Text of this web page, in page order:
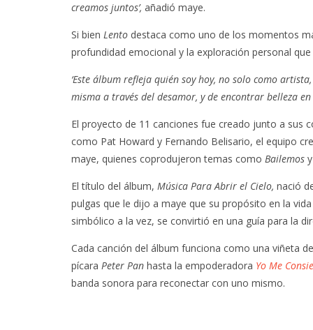
creamos juntos’, añadió maye.
Si bien Lento destaca como uno de los momentos
profundidad emocional y la exploración personal
‘Este álbum refleja quién soy hoy, no solo como
misma a través del desamor, y de encontrar belleza
El proyecto de 11 canciones fue creado junto a sus
como Pat Howard y Fernando Belisario, el equipo
maye, quienes coprodujeron temas como Bailemos y
El título del álbum, Música Para Abrir el Cielo, nació
pulgas que le dijo a maye que su propósito en la
simbólico a la vez, se convirtió en una guía para la
Cada canción del álbum funciona como una viñeta
pícara Peter Pan hasta la empoderadora Yo Me
banda sonora para reconectar con uno mismo.